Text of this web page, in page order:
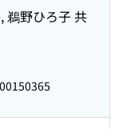
鵜野ひろ子 共